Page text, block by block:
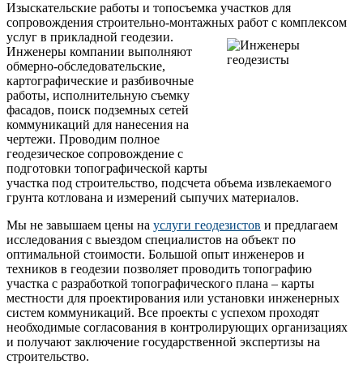
Изыскательские работы и топосъемка участков для
сопровождения строительно-монтажных работ с комплексом
услуг в прикладной геодезии.
Инженеры компании выполняют
обмерно-обследовательские,
картографические и разбивочные
работы, исполнительную съемку
фасадов, поиск подземных сетей
коммуникаций для нанесения на
чертежи. Проводим полное
геодезическое сопровождение с
подготовки топографической карты
участка под строительство, подсчета объема извлекаемого
грунта котлована и измерений сыпучих материалов.
Мы не завышаем цены на услуги геодезистов и предлагаем
исследования с выездом специалистов на объект по
оптимальной стоимости. Большой опыт инженеров и
техников в геодезии позволяет проводить топографию
участка с разработкой топографического плана – карты
местности для проектирования или установки инженерных
систем коммуникаций. Все проекты с успехом проходят
необходимые согласования в контролирующих организациях
и получают заключение государственной экспертизы на
строительство.